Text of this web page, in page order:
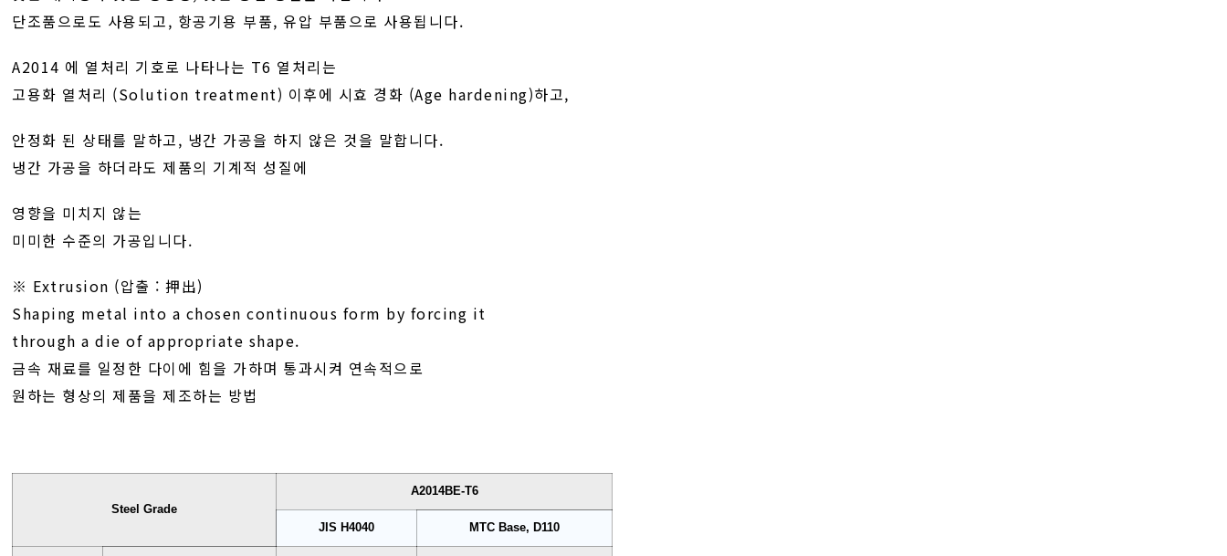
단조품으로도 사용되고, 항공기용 부품, 유압 부품으로 사용됩니다.
A2014 에 열처리 기호로 나타나는 T6 열처리는
고용화 열처리 (Solution treatment) 이후에 시효 경화 (Age hardening)하고,
안정화 된 상태를 말하고, 냉간 가공을 하지 않은 것을 말합니다.
냉간 가공을 하더라도 제품의 기계적 성질에
영향을 미치지 않는
미미한 수준의 가공입니다.
※ Extrusion (압출 : 押出)
Shaping metal into a chosen continuous form by forcing it
through a die of appropriate shape.
금속 재료를 일정한 다이에 힘을 가하며 통과시켜 연속적으로
원하는 형상의 제품을 제조하는 방법
Steel Grade
A2014BE-T6
JIS H4040 MTC Base, D110